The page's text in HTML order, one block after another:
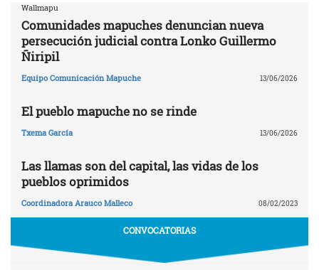
Wallmapu
Comunidades mapuches denuncian nueva
persecución judicial contra Lonko Guillermo
Ñiripil
Equipo Comunicación Mapuche 13/06/2026
El pueblo mapuche no se rinde
Txema García 13/06/2026
Las llamas son del capital, las vidas de los
pueblos oprimidos
Coordinadora Arauco Malleco 08/02/2023
CONVOCATORIAS